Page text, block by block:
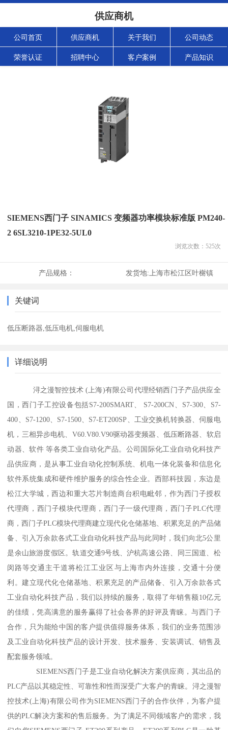
供应商机
公司首页 供应商机 关于我们 公司动态
荣誉认证 招聘中心 客户案例 产品知识
SIEMENS西门子 SINAMICS 变频器功率模块标准版 PM240-
2 6SL3210-1PE32-5UL0
浏览次数： 525次
产品规格： 发货地: 上海市松江区叶榭镇
关键词
低压断路器,低压电机,伺服电机
详细说明
浔之漫智控技术 (上海)有限公司代理经销西门子产品供应全
国，西门子工控设备包括S7-200SMART、 S7-200CN、S7-300、S7-
400、S7-1200、S7-1500、S7-ET200SP、工业交换机转换器、伺服电
机，三相异步电机、V60.V80.V90驱动器变频器、低压断路器、软启
动器、软件 等各类工业自动化产品。公司国际化工业自动化科技产
品供应商，是从事工业自动化控制系统、机电一体化装备和信息化
软件系统集成和硬件维护服务的综合性企业。西部科技园，东边是
松江大学城，西边和重大芯片制造商台积电毗邻，作为西门子授权
代理商，西门子模块代理商，西门子一级代理商，西门子PLC代理
商，西门子PLC模块代理商建立现代化仓储基地、积累充足的产品储
备、引入万余款各式工业自动化科技产品与此同时，我们向北5公里
是余山旅游度假区。轨道交通9号线、沪杭高速公路、同三国道、松
闵路等交通主干道将松江工业区与上海市内外连接，交通十分便
利。建立现代化仓储基地、积累充足的产品储备、引入万余款各式
工业自动化科技产品，我们以持续的服务，取得了年销售额10亿元
的佳绩，凭高满意的服务赢得了社会各界的好评及青睐。与西门子
合作，只为能给中国的客户提供值得服务体系，我们的业务范围涉
及工业自动化科技产品的设计开发、技术服务、安装调试、销售及
配套服务领域。
SIEMENS西门子是工业自动化解决方案供应商，其出品的
PLC产品以其稳定性、可靠性和性而深受广大客户的青睐。浔之漫智
控技术(上海)有限公司作为SIEMENS西门子的合作伙伴，为客户提
供的PLC解决方案和的售后服务。为了满足不同领域客户的需求，我